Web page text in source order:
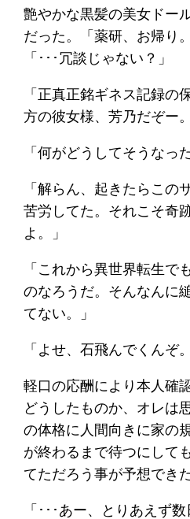
艶やかな黒髪の美女ドー
だった。「薬研、お帰り
「･･･冗談じゃない？」
「正真正銘ギネス記録の
方の彼女様、芳乃だぞー。
「何がどうしてそうなった
「解らん、起きたらこの
苦労してた。それこそ奇
よ。」
「これから異世界転生で
のなろうだ。そんなんに
てない。」
「よせ、石飛んでくんぞ。
軽口の応酬により本人確
どうしたものか、オレは
の体格に人間向きに家の
が終わるまで待つにして
てただろう事が予想できた
「･･･あー、とりあえず